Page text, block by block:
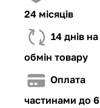
24 місяців
14 днів на
обмін товару
Оплата
частинами до 6